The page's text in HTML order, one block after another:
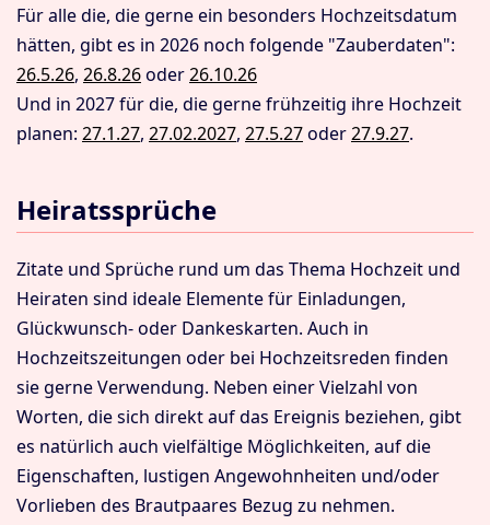
Für alle die, die gerne ein besonders Hochzeitsdatum
hätten, gibt es in 2026 noch folgende "Zauberdaten":
26.5.26, 26.8.26oder26.10.26
Und in 2027 für die, die gerne frühzeitig ihre Hochzeit
planen: 27.1.27, 27.02.2027, 27.5.27oder27.9.27.
Heiratssprüche
Zitate und Sprüche rund um das Thema Hochzeit und
Heiraten sind ideale Elemente für Einladungen,
Glückwunsch- oder Dankeskarten. Auch in
Hochzeitszeitungen oder bei Hochzeitsreden finden
sie gerne Verwendung. Neben einer Vielzahl von
Worten, die sich direkt auf das Ereignis beziehen, gibt
es natürlich auch vielfältige Möglichkeiten, auf die
Eigenschaften, lustigen Angewohnheiten und/oder
Vorlieben des Brautpaares Bezug zu nehmen.